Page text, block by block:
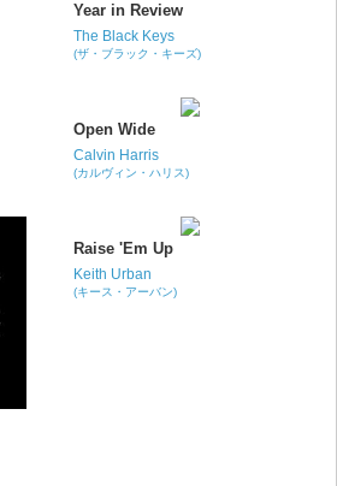
Year in Review
The Black Keys
(ザ・ブラック・キーズ)
Open Wide
Calvin Harris
(カルヴィン・ハリス)
Raise 'Em Up
Keith Urban
(キース・アーバン)